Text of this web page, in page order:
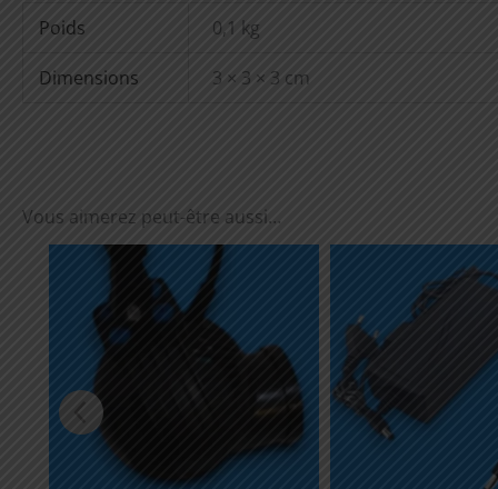
Poids 0,1 kg
Dimensions 3 × 3 × 3 cm
Vous aimerez peut-être aussi…